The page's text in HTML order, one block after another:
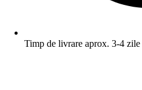
Timp de livrare aprox. 3-4 zile